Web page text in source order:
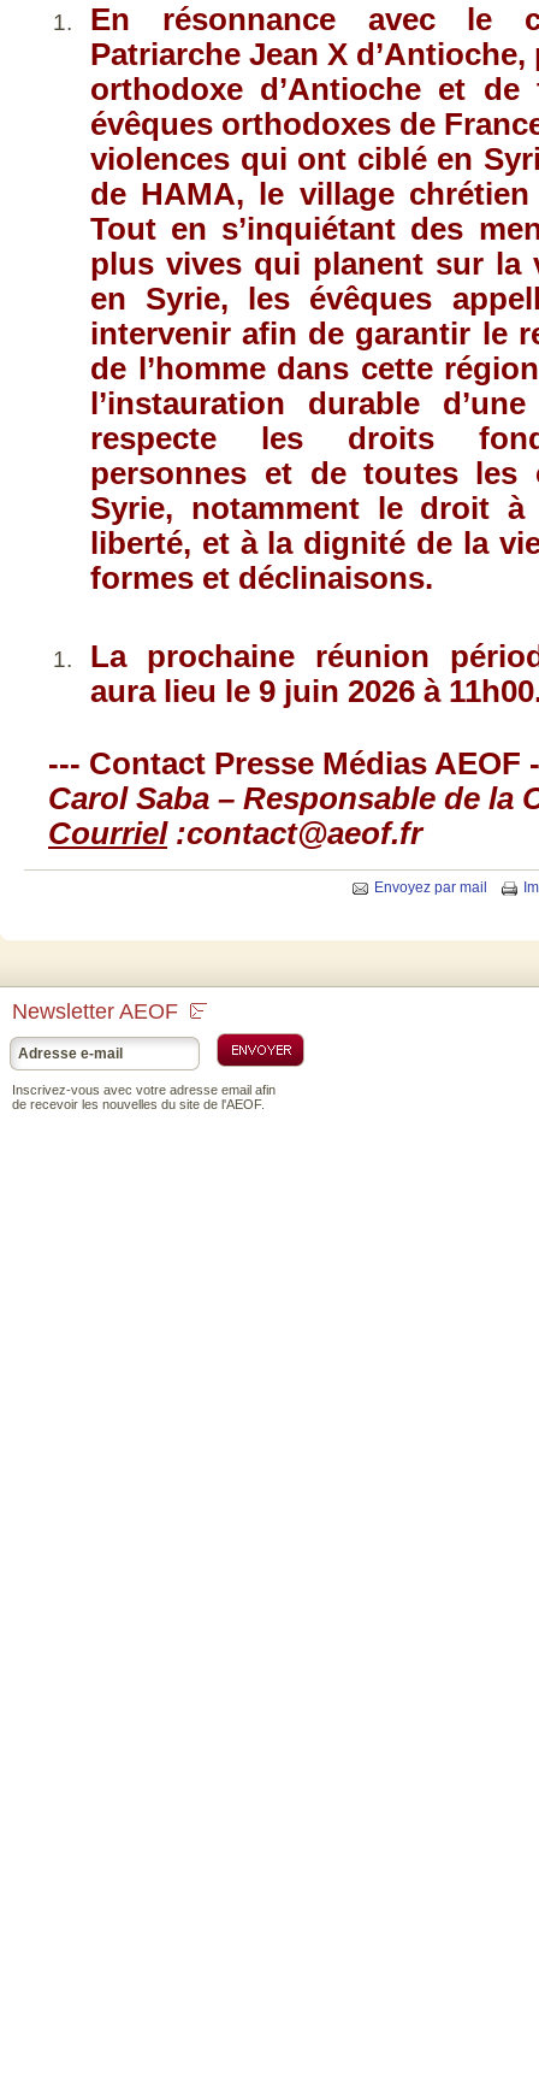
En résonnance avec le
Patriarche Jean X d’Antioche,
orthodoxe d’Antioche et de
évêques orthodoxes de
violences qui ont ciblé en
de HAMA, le village chrétien
Tout en s’inquiétant des
plus vives qui planent sur la
en Syrie, les évêques
intervenir afin de garantir le
de l’homme dans cette
l’instauration durable
respecte les droits
personnes et de toutes les
Syrie, notamment le droit
liberté, et à la dignité de la
formes et déclinaisons.
La prochaine réunion
aura lieu le 9 juin 2026 à
--- Contact Presse Médias AEOF
Carol Saba – Responsable de la
Courriel:contact@aeof.fr
Envoyez par mail
Newsletter AEOF
Inscrivez-vous avec votre adresse email afin
de recevoir les nouvelles du site de l'AEOF.